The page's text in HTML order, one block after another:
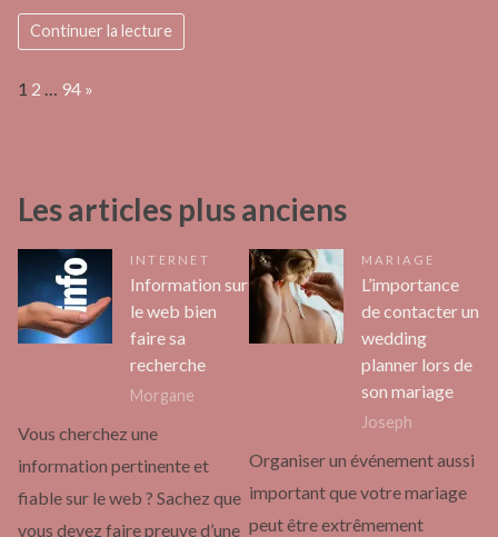
Continuer la lecture
Page:
1 2 … 94 Next
»
Les articles plus anciens
INTERNET
Information sur
le web bien
faire sa
recherche
Morgane
Vous cherchez une
information pertinente et
fiable sur le web ? Sachez que
vous devez faire preuve d’une
MARIAGE
L’importance
de contacter un
wedding
planner lors de
son mariage
Joseph
Organiser un événement aussi
important que votre mariage
peut être extrêmement